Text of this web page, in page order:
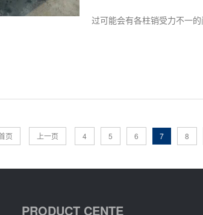
过可能会有各柱销受力不一
页 上一页 4 5 6 7 8
PRODUCT CENTE